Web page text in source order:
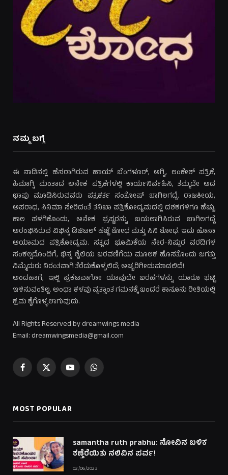
ನಮ್ಮ ಬಗ್ಗೆ
ಈ ನಾಡಿನಲ್ಲಿ ಹೆಸರಾಗಿರುವ ಹಾಯ್ ಬೆಂಗಳೂರ್, ಅಗ್ನಿ, ಲಂಕೇಶ್ ಪತ್ರಿಕೆ,
ಹಿಮಾಗ್ನಿ ಮಂತಾದ ಅನೇಕ ಪತ್ರಿಕೆಗಳಲ್ಲಿ ಕಾರ್ಯನಿರ್ವಹಿಸಿ, ತಮ್ಮದೇ ಆದ
ಛಾಪು ಮೂಡಿಸಿರುವವರು ಪತ್ರಕರ್ತ ಸಂತೋಷ್ ಬಾಗಿಲಗದ್ದೆ. ರಾಜಕೀಯ,
ಅಪರಾಧ, ಸಿನಿಮಾ ಸೇರಿದಂತೆ ತನಿಖಾ ಪತ್ರಿಕೋದ್ಯಮದಲ್ಲಿ ದಶಕಗಳಿಗೂ ಹೆಚ್ಚು
ಕಾಲ ಪಳಗಿಕೊಂಡು, ಅನೇಕ ಭ್ರಷ್ಟರನ್ನು ಬಯಲಾಗಿಸಿರುವ ಬಾಗಿಲಗದ್ದೆ
ಆರಂಭಿಸಿರುವ ವಿಭಿನ್ನ ಡಿಜಿಟಲ್ ಹೆಜ್ಜೆ ಶೋಧ ಮತ್ತು ಸಿನಿ ಶೋಧ. ಇದು ಹೊಸಾ
ಆಯಾಮದ ಪತ್ರಿಕೋದ್ಯಮ. ಸತ್ಯದ ಭೂಮಿಕೆಯ ನೇರ-ನಿಷ್ಠುರ ವರದಿಗಳ
ಸಂಕಲ್ಪದೊಂದಿಗೆ, ಭಿನ್ನ ಶೈಲಿಯ ಬರವಣಿಗೆಯ ಮೂಲಕ ಹೊಸತೊಂದು ಜಗತ್ತು
ನಿಮ್ಮೆದುರು ನಿರಂತವಾಗಿ ತೆರೆದುಕೊಳ್ಳಲಿದೆ; ಅಚ್ಚರಿಗೀಡುಮಾಡಲಿದೆ!
ಅಂದಹಾಗೆ, ಇಲ್ಲಿ ಪ್ರಕಟವಾಗೋ ಯಾವುದೇ ಬರಹಗಳನ್ನು ಯಾರೂ ಭಟ್ಟಿ
ಇಳಿಸುವಂತಿಲ್ಲ. ಅಂಥಾ ಕಳವು ವೃತ್ತಾಂತ ಗಮನಕ್ಕೆ ಬಂದರೆ ಕಾನೂನು ರೀತಿಯಲ್ಲಿ
ಕ್ರಮ ಕೈಗೊಳ್ಳಲಾಗುವುದು.
All Rights Reserved by dreamwings media
Email: dreamwingsmedia@gmail.com
Facebook
X
YouTubeWhatsApp
MOST POPULAR
samantha ruth prabhu: ನೋವಿನ ಬಳಿಕ
ಕಣ್ತೆರೆಯಿತು ನಲಿವಿನ ಪರ್ವ!
02/06/2023